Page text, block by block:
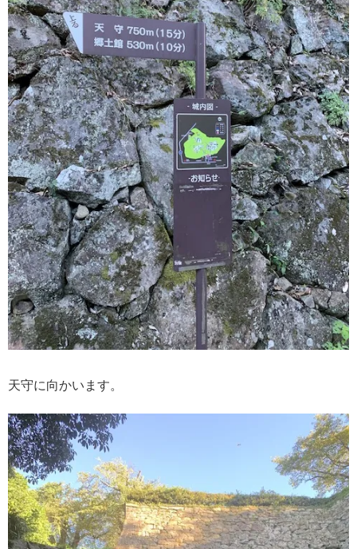
天守に向かいます。